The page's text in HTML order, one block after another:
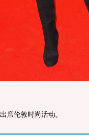
伦敦时尚活动。